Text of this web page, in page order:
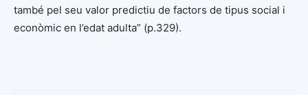
també pel seu valor predictiu de factors de tipus social i
econòmic en l’edat adulta” (p.329).